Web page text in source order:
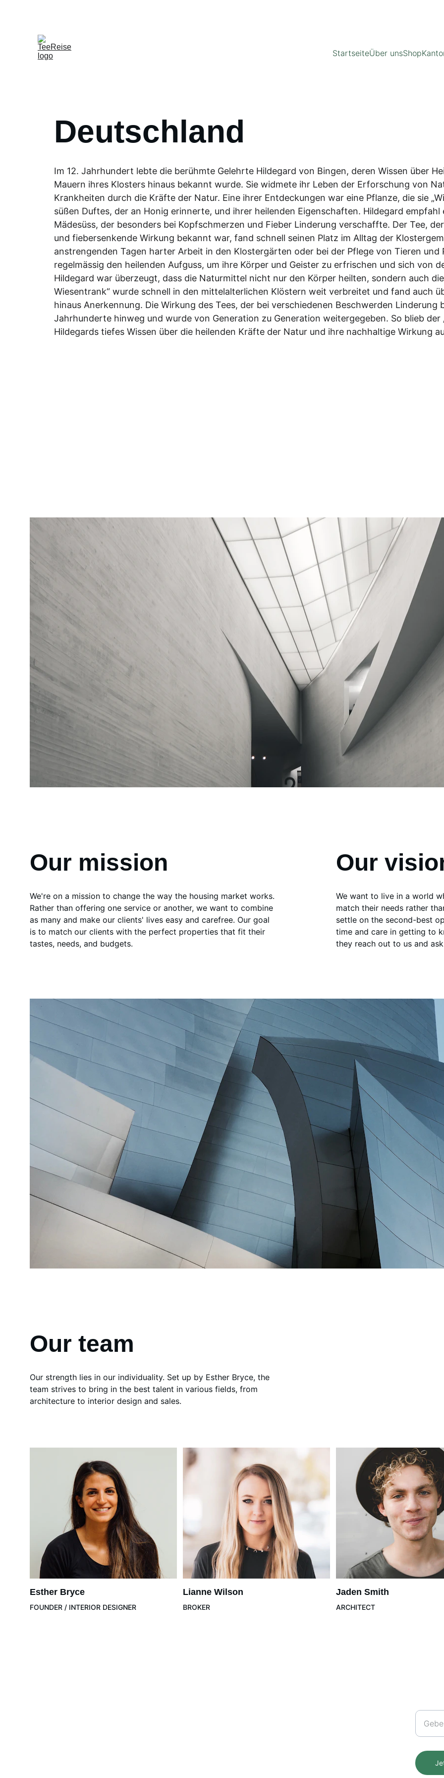
StartseiteÜber unsShop
Deutschland
Im 12. Jahrhundert lebte die berühmte Gelehrte Hildegard von Bingen, deren Wissen über
Mauern ihres Klosters hinaus bekannt wurde. Sie widmete ihr Leben der Erforschung von
Krankheiten durch die Kräfte der Natur. Eine ihrer Entdeckungen war eine Pflanze, die sie
süßen Duftes, der an Honig erinnerte, und ihrer heilenden Eigenschaften. Hildegard
Mädesüss, der besonders bei Kopfschmerzen und Fieber Linderung verschaffte. Der Tee,
und fiebersenkende Wirkung bekannt war, fand schnell seinen Platz im Alltag der
anstrengenden Tagen harter Arbeit in den Klostergärten oder bei der Pflege von Tieren
regelmässig den heilenden Aufguss, um ihre Körper und Geister zu erfrischen und sich von
Hildegard war überzeugt, dass die Naturmittel nicht nur den Körper heilten, sondern auch
Wiesentrank“ wurde schnell in den mittelalterlichen Klöstern weit verbreitet und fand auch
hinaus Anerkennung. Die Wirkung des Tees, der bei verschiedenen Beschwerden
Jahrhunderte hinweg und wurde von Generation zu Generation weitergegeben. So blieb der
Hildegards tiefes Wissen über die heilenden Kräfte der Natur und ihre nachhaltige Wirkung
Our mission
We're on a mission to change the way the housing market works.
Rather than offering one service or another, we want to combine
as many and make our clients' lives easy and carefree. Our goal
is to match our clients with the perfect properties that fit their
tastes, needs, and budgets.
Our
We want to live in a world
match their needs rather
settle on the second-best
time and care in getting to
they reach out to us and
Our team
Our strength lies in our individuality. Set up by Esther Bryce, the
team strives to bring in the best talent in various fields, from
architecture to interior design and sales.
Esther Bryce
FOUNDER / INTERIOR DESIGNER
Lianne Wilson
BROKER
Jaden Smith
ARCHITECT